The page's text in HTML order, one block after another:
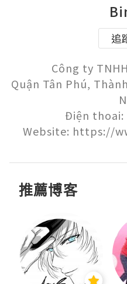
追
Công ty
Quận Tân Phú,
Điện thoai:
推薦博客